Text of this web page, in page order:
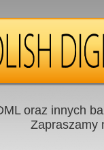
oraz innych
Zapraszamy